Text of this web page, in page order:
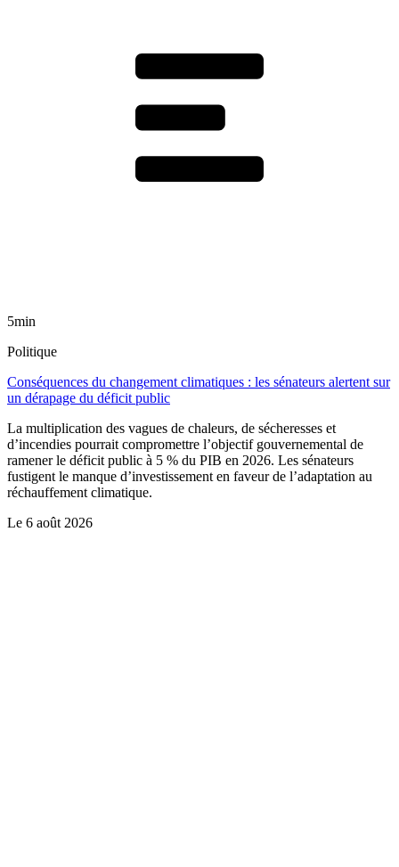
5min
Politique
Conséquences du changement climatiques : les sénateurs alertent sur
un dérapage du déficit public
La multiplication des vagues de chaleurs, de sécheresses et
d’incendies pourrait compromettre l’objectif gouvernemental de
ramener le déficit public à 5 % du PIB en 2026. Les sénateurs
fustigent le manque d’investissement en faveur de l’adaptation au
réchauffement climatique.
Le 6 août 2026